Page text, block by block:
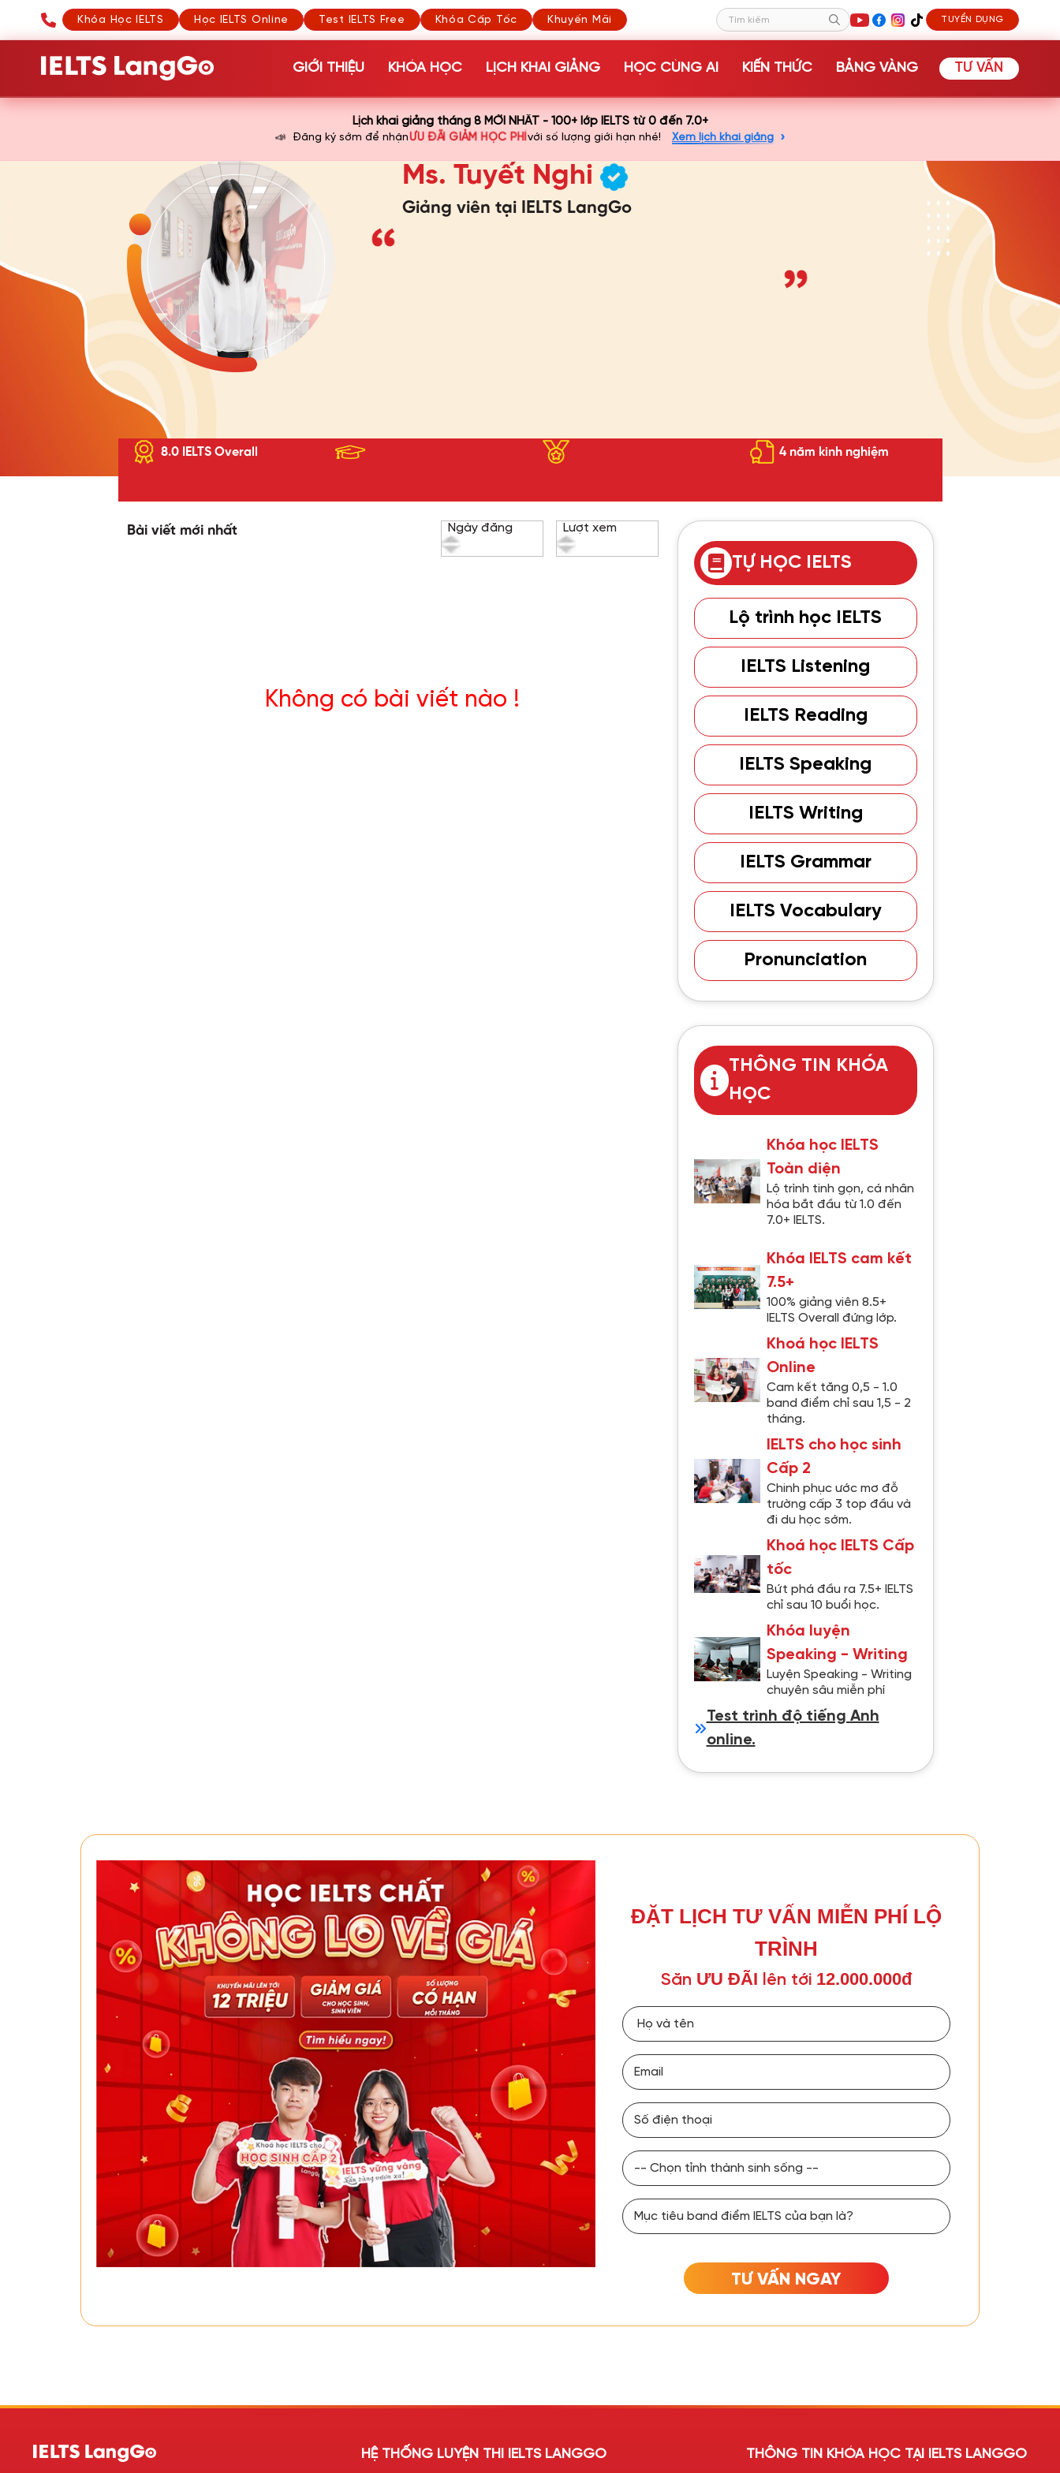
Khóa Học IELTS Học IELTS Online Test IELTS Free Khóa Cấp Tốc Khuyến Mãi
Tìm kiếm
TUYỂN DỤNG
GIỚI THIỆU KHÓA HỌC LỊCH KHAI GIẢNG HỌC CÙNG AI KIẾN THỨC BẢNG VÀNG TƯ VẤN
Lịch khai giảng tháng 8 MỚI NHẤT - 100+ lớp IELTS từ 0 đến 7.0+
📣 Đăng ký sớm để nhậnƯU ĐÃI GIẢM HỌC PHÍ với số lượng giới hạn nhé! Xem lịch khai giảng
Ms. Tuyết Nghi
Giảng viên tại IELTS LangGo
8.0 IELTS Overall 4 năm kinh nghiệm
Bài viết mới nhất Ngày đăng Lượt xem
Không có bài viết nào !
TỰ HỌC IELTS
Lộ trình học IELTS
IELTS Listening
IELTS Reading
IELTS Speaking
IELTS Writing
IELTS Grammar
IELTS Vocabulary
Pronunciation
THÔNG TIN KHÓA
HỌC
Khóa học IELTS
Toàn diện
Lộ trình tinh gọn, cá nhân
hóa bắt đầu từ 1.0 đến
7.0+ IELTS.
Khóa IELTS cam kết
7.5+
100% giảng viên 8.5+
IELTS Overall đứng lớp.
Khoá học IELTS
Online
Cam kết tăng 0,5 - 1.0
band điểm chỉ sau 1,5 - 2
tháng.
IELTS cho học sinh
Cấp 2
Chinh phục ước mơ đỗ
trường cấp 3 top đầu và
đi du học sớm.
Khoá học IELTS Cấp
tốc
Bứt phá đầu ra 7.5+ IELTS
chỉ sau 10 buổi học.
Khóa luyện
Speaking - Writing
Luyện Speaking - Writing
chuyên sâu miễn phí
Test trình độ tiếng Anh
online.
ĐẶT LỊCH TƯ VẤN MIỄN PHÍ LỘ
TRÌNH
Săn ƯU ĐÃI lên tới 12.000.000đ
TƯ VẤN NGAY
HỆ THỐNG LUYỆN THI IELTS LANGGO THÔNG TIN KHÓA HỌC TẠI IELTS LANGGO